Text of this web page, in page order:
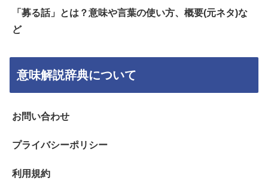
「募る話」とは？意味や言葉の使い方、概要(元ネタ)な
ど
意味解説辞典について
お問い合わせ
プライバシーポリシー
利用規約